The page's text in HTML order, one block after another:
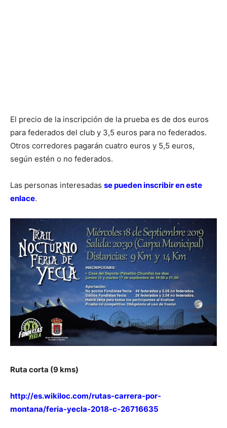
El precio de la inscripción de la prueba es de dos euros
para federados del club y 3,5 euros para no federados.
Otros corredores pagarán cuatro euros y 5,5 euros,
según estén o no federados.
Las personas interesadas se pueden inscribir en este
enlace.
Ruta corta (9 kms)
http://es.wikiloc.com/rutas-carrera-por-
montana/feria-yecla-2018-c-26716635